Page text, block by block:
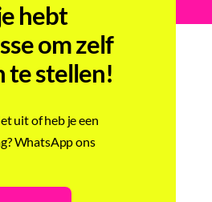
hebt
om zelf
te stellen!
uit of heb je een
WhatsApp ons